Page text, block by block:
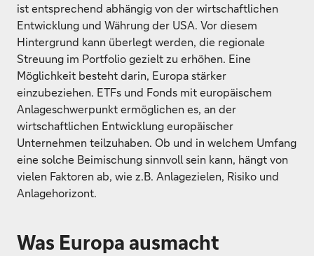
ist entsprechend abhängig von der wirtschaftlichen
Entwicklung und Währung der USA. Vor diesem
Hintergrund kann überlegt werden, die regionale
Streuung im Portfolio gezielt zu erhöhen. Eine
Möglichkeit besteht darin, Europa stärker
einzubeziehen. ETFs und Fonds mit europäischem
Anlageschwerpunkt ermöglichen es, an der
wirtschaftlichen Entwicklung europäischer
Unternehmen teilzuhaben. Ob und in welchem Umfang
eine solche Beimischung sinnvoll sein kann, hängt von
vielen Faktoren ab, wie z.B. Anlagezielen, Risiko und
Anlagehorizont.
Was Europa ausmacht